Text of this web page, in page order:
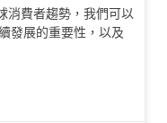
消費者趨勢，我們可以
發展的重要性，以及